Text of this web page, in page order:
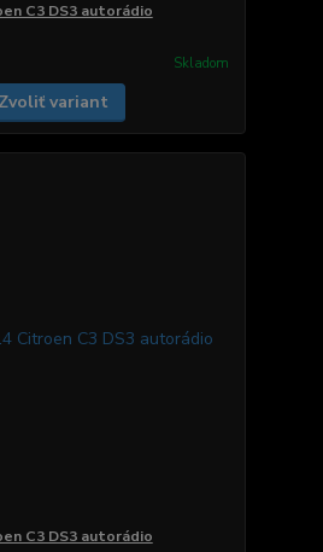
C3 DS3 autorádio
Skladom
Zvoliť variant
C3 DS3 autorádio